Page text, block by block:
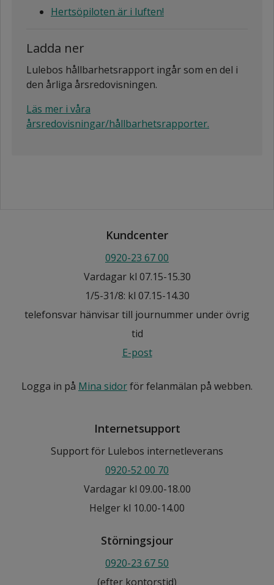
Hertsöpiloten är i luften!
Ladda ner
Lulebos hållbarhetsrapport ingår som en del i
den årliga årsredovisningen.
Läs mer i våra
årsredovisningar/hållbarhetsrapporter.
Kundcenter
0920-23 67 00
Vardagar kl 07.15-15.30
1/5-31/8: kl 07.15-14.30
telefonsvar hänvisar till journummer under övrig
tid
E-post
Logga in på Mina sidorför felanmälan på webben.
Internetsupport
Support för Lulebos internetleverans
0920-52 00 70
Vardagar kl 09.00-18.00
Helger kl 10.00-14.00
Störningsjour
0920-23 67 50
(efter kontorstid)